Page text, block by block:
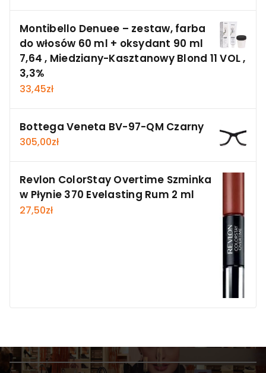
Montibello Denuee – zestaw, farba
do włosów 60 ml + oksydant 90 ml
7,64 , Miedziany-Kasztanowy Blond 11 VOL ,
3,3%
33,45zł
Bottega Veneta BV-97-QM Czarny
305,00zł
Revlon ColorStay Overtime Szminka
w Płynie 370 Evelasting Rum 2 ml
27,50zł